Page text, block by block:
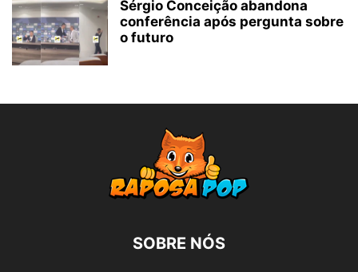
Sérgio Conceição abandona
conferência após pergunta sobre
o futuro
SOBRE NÓS